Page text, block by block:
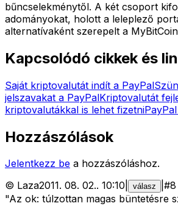
bűncselekménytől. A két csoport
adományokat, holott a leleplező
alternatívaként szerepelt a
Kapcsolódó cikkek és
Saját kriptovalutát indít a PayPal
jelszavakat a PayPalKriptovalutát
kriptovalutákkal is lehet fizetniPayPal
Hozzászólások
Jelentkezz be a hozzászóláshoz.
© Laza2011. 08. 02.. 10:10 válasz #8
"Az ok: túlzottan magas büntetésre